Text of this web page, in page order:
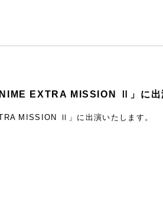
EXTRA MISSION Ⅱ」に出
MISSION Ⅱ」に出演いたします。